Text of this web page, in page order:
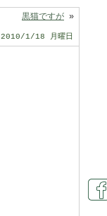
黒猫ですが »
2010/1/18 月曜日